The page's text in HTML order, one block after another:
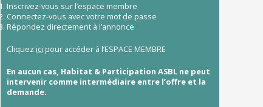
Inscrivez-vous sur l’espace membre
Connectez-vous avec votre mot de passe
Répondez directement à l’annonce
Cliquez ici pour accéder à l’ESPACE MEMBRE
En aucun cas, Habitat & Participation ASBL ne peut
intervenir comme intermédiaire entre l’offre et la
demande.